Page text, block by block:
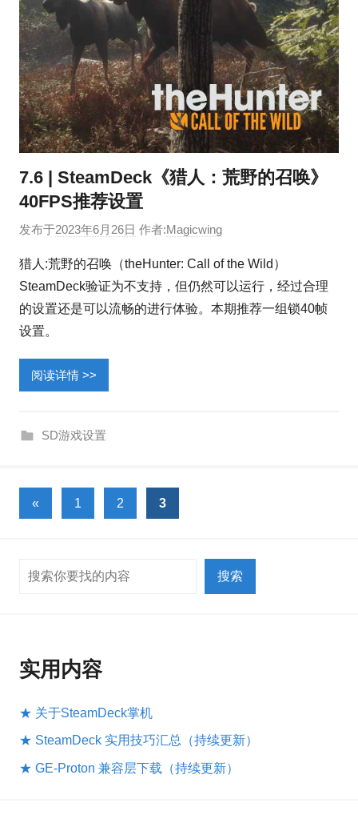
7.6 | SteamDeck《猎人：荒野的召唤》
40FPS推荐设置
发布于2023年6月26日 作者:Magicwing
猎人:荒野的召唤（theHunter: Call of the Wild）
SteamDeck验证为不支持，但仍然可以运行，经过合理
的设置还是可以流畅的进行体验。本期推荐一组锁40帧
设置。
阅读详情 >>
SD游戏设置
文
页
«
文
1 2 3
搜索
搜索
实用内容
★ 关于SteamDeck掌机
★ SteamDeck 实用技巧汇总（持续更新）
★ GE-Proton 兼容层下载（持续更新）